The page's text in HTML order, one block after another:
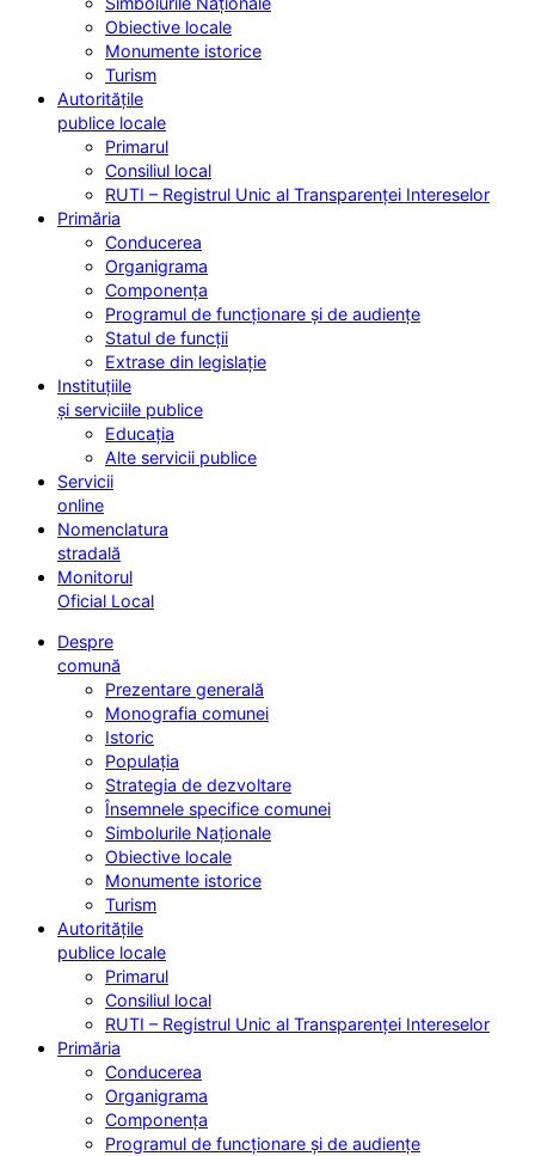
Obiective locale
Monumente istorice
Turism
Autoritățile
publice locale
Primarul
Consiliul local
RUTI – Registrul Unic al Transparenței Intereselor
Primăria
Conducerea
Organigrama
Componența
Programul de funcționare și de audiențe
Statul de funcții
Extrase din legislație
Instituțiile
și serviciile publice
Educația
Alte servicii publice
Servicii
online
Nomenclatura
stradală
Monitorul
Oficial Local
Despre
comună
Prezentare generală
Monografia comunei
Istoric
Populația
Strategia de dezvoltare
Însemnele specifice comunei
Simbolurile Naționale
Obiective locale
Monumente istorice
Turism
Autoritățile
publice locale
Primarul
Consiliul local
RUTI – Registrul Unic al Transparenței Intereselor
Primăria
Conducerea
Organigrama
Componența
Programul de funcționare și de audiențe